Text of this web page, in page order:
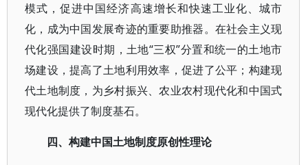
模式，促进中国经济高速增长和快速工业化、城市
化，成为中国发展奇迹的重要助推器。在社会主义现
代化强国建设时期，土地“三权”分置和统一的土地市
场建设，提高了土地利用效率，促进了公平；构建现
代土地制度，为乡村振兴、农业农村现代化和中国式
现代化提供了制度基石。
四、构建中国土地制度原创性理论